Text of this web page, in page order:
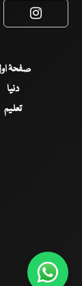
صفحۂ
دنیا
تعلیم